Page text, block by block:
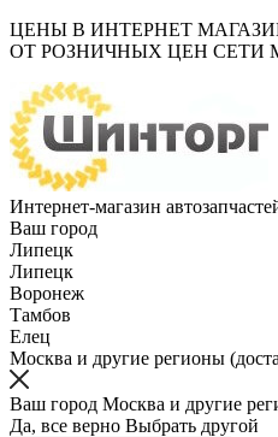
ЦЕНЫ В ИНТЕРНЕТ
ОТ РОЗНИЧНЫХ ЦЕН СЕТИ
Интернет-магазин
Ваш город
Липецк
Липецк
Воронеж
Тамбов
Елец
Москва и другие регионы
Ваш город Москва и другие
Да, все верно Выбрать другой